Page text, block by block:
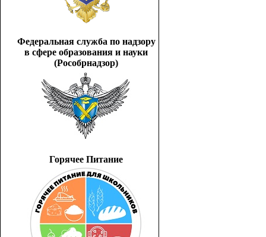
Федеральная служба по надзору
в сфере образования и науки
(Рособрнадзор)
Горячее Питание